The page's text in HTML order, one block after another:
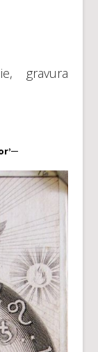
gravura